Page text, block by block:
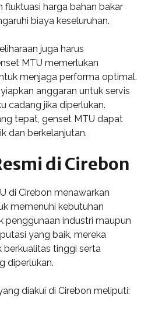
fluktuasi harga bahan bakar
biaya keseluruhan.
juga harus
MTU memerlukan
menjaga performa optimal.
anggaran untuk servis
cadang jika diperlukan.
tepat, genset MTU dapat
dan berkelanjutan.
di Cirebon
di Cirebon menawarkan
memenuhi kebutuhan
penggunaan industri maupun
yang baik, mereka
berkualitas tinggi serta
diperlukan.
diakui di Cirebon meliputi: